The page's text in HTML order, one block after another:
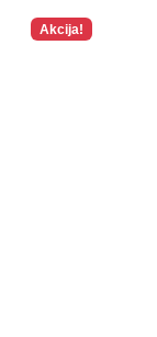
Akcija!